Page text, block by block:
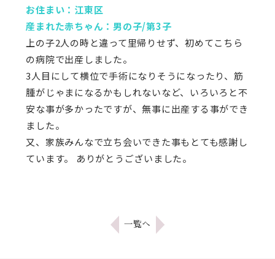
お住まい：江東区
産まれた赤ちゃん：男の子/第3子
上の子2人の時と違って里帰りせず、初めてこちら
の病院で出産しました。
3人目にして横位で手術になりそうになったり、筋
腫がじゃまになるかもしれないなど、いろいろと不
安な事が多かったですが、無事に出産する事ができ
ました。
又、家族みんなで立ち会いできた事もとても感謝し
ています。 ありがとうございました。
一覧へ